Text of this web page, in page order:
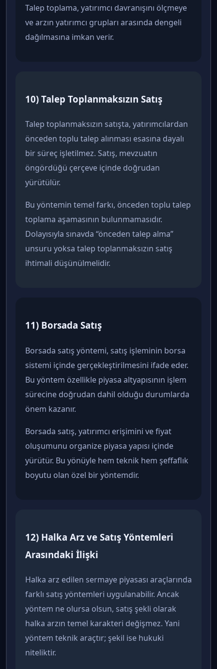
Talep toplama, yatırımcı davranışını ölçmeye
ve arzın yatırımcı grupları arasında dengeli
dağılmasına imkan verir.
10) Talep Toplanmaksızın Satış
Talep toplanmaksızın satışta, yatırımcılardan
önceden toplu talep alınması esasına dayalı
bir süreç işletilmez. Satış, mevzuatın
öngördüğü çerçeve içinde doğrudan
yürütülür.
Bu yöntemin temel farkı, önceden toplu talep
toplama aşamasının bulunmamasıdır.
Dolayısıyla sınavda “önceden talep alma”
unsuru yoksa talep toplanmaksızın satış
ihtimali düşünülmelidir.
11) Borsada Satış
Borsada satış yöntemi, satış işleminin borsa
sistemi içinde gerçekleştirilmesini ifade eder.
Bu yöntem özellikle piyasa altyapısının işlem
sürecine doğrudan dahil olduğu durumlarda
önem kazanır.
Borsada satış, yatırımcı erişimini ve fiyat
oluşumunu organize piyasa yapısı içinde
yürütür. Bu yönüyle hem teknik hem şeffaflık
boyutu olan özel bir yöntemdir.
12) Halka Arz ve Satış Yöntemleri
Arasındaki İlişki
Halka arz edilen sermaye piyasası araçlarında
farklı satış yöntemleri uygulanabilir. Ancak
yöntem ne olursa olsun, satış şekli olarak
halka arzın temel karakteri değişmez. Yani
yöntem teknik araçtır; şekil ise hukuki
niteliktir.